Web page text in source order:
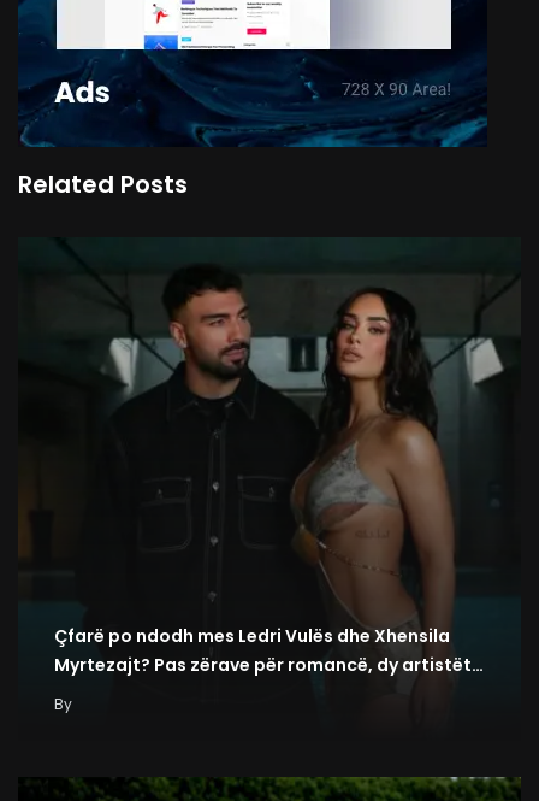
Related Posts
Çfarë po ndodh mes Ledri Vulës dhe Xhensila
Myrtezajt? Pas zërave për romancë, dy artistët…
By